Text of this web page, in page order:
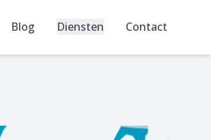
Blog Diensten Contact